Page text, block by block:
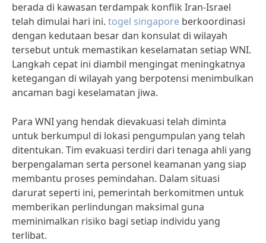
berada di kawasan terdampak konflik Iran-Israel
telah dimulai hari ini. togel singapore berkoordinasi
dengan kedutaan besar dan konsulat di wilayah
tersebut untuk memastikan keselamatan setiap WNI.
Langkah cepat ini diambil mengingat meningkatnya
ketegangan di wilayah yang berpotensi menimbulkan
ancaman bagi keselamatan jiwa.
Para WNI yang hendak dievakuasi telah diminta
untuk berkumpul di lokasi pengumpulan yang telah
ditentukan. Tim evakuasi terdiri dari tenaga ahli yang
berpengalaman serta personel keamanan yang siap
membantu proses pemindahan. Dalam situasi
darurat seperti ini, pemerintah berkomitmen untuk
memberikan perlindungan maksimal guna
meminimalkan risiko bagi setiap individu yang
terlibat.